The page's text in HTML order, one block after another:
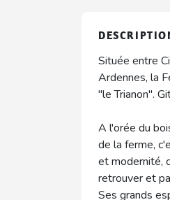
Située entre
Ardennes, la
"le Trianon".
A l'orée du
de la ferme,
et modernité,
retrouver et
Ses grands